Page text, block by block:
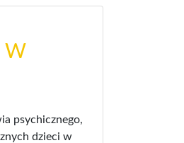
W
psychicznego,
dzieci w